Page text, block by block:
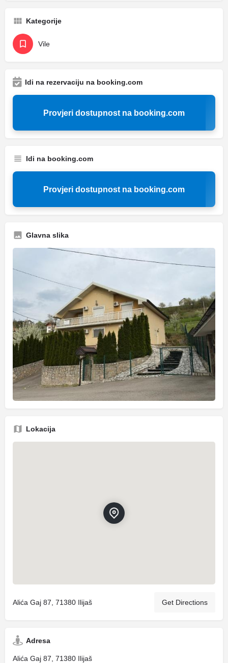
Kategorije
Vile
Idi na rezervaciju na booking.com
Provjeri dostupnost na booking.com
Idi na booking.com
Provjeri dostupnost na booking.com
Glavna slika
Lokacija
Alića Gaj 87, 71380 Ilijaš Get Directions
Adresa
Alića Gaj 87, 71380 Ilijaš